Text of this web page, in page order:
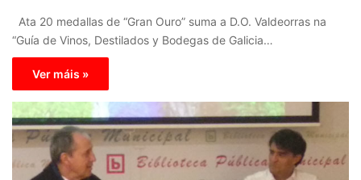
Ata 20 medallas de “Gran Ouro” suma a D.O. Valdeorras na
“Guía de Vinos, Destilados y Bodegas de Galicia…
Ver máis »